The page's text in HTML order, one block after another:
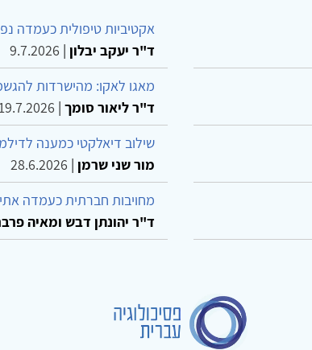
אקטיביות טיפולית כעמדה
ד"ר יעקב יבלון |
9.7.2026
מאגו לאקו: מהישרדות
ד"ר ליאור סומך |
שילוב דיאלקטי כמענה
מור שני שרמן |
28.6.2026
מחויבות חברתית כעמדה
ד"ר יהונתן דבש ומאיה